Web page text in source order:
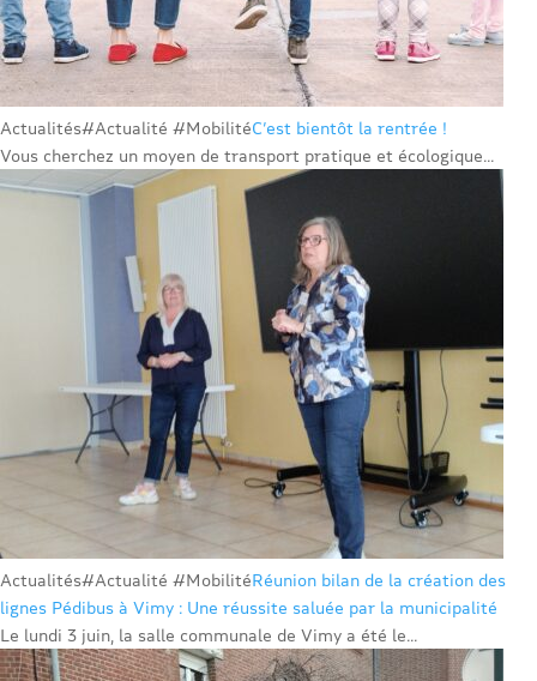
Actualités#Actualité #MobilitéC’est bientôt la rentrée !
Vous cherchez un moyen de transport pratique et écologique...
Actualités#Actualité #MobilitéRéunion bilan de la création des
lignes Pédibus à Vimy : Une réussite saluée par la municipalité
Le lundi 3 juin, la salle communale de Vimy a été le...